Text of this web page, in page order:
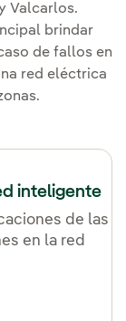
Valcarlos.
brindar
de fallos en
red eléctrica
inteligente
de las
en la red